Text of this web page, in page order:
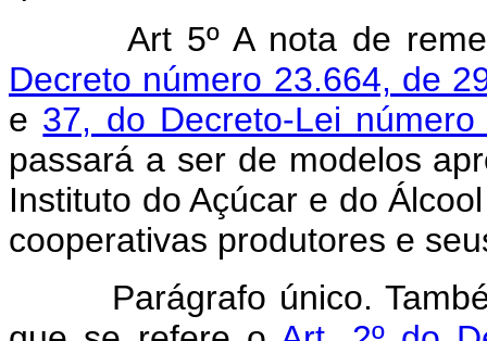
Art 5º A nota de
Decreto número 23.664, de
e 37, do Decreto-Lei
passará a ser de modelos
Instituto do Açúcar e do
cooperativas produtores e
Parágrafo único.